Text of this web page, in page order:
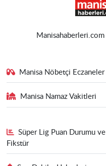
Manisa Nöbetçi Eczaneler
Manisa Namaz Vakitleri
Süper Lig Puan Durumu ve
Fikstür